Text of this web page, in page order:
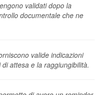
validati dopo la
documentale che ne
valide indicazioni
attesa e la raggiungibilità.